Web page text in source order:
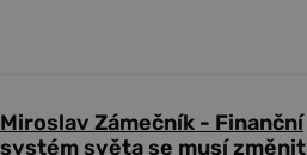
Miroslav Zámečník - Finanční
systém světa se musí změnit